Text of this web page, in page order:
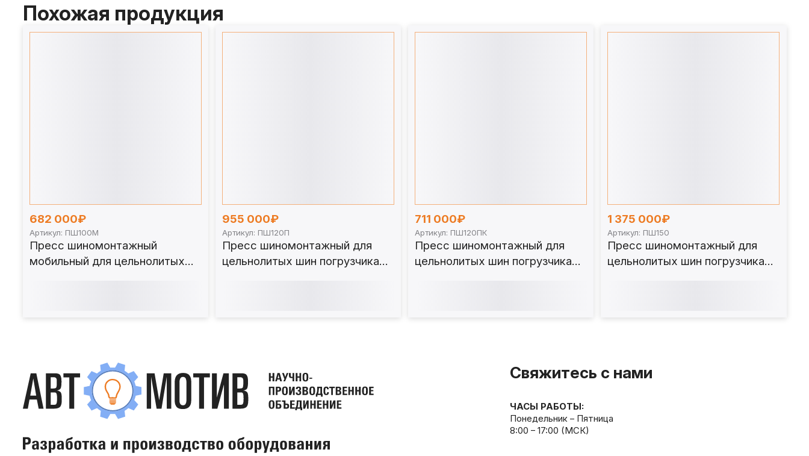
Похожая продукция
682 000₽
Артикул: ПШ100М
Пресс шиномонтажный
мобильный для цельнолитых
955 000₽
Артикул: ПШ120П
Пресс шиномонтажный для
цельнолитых шин погрузчика
711 000₽
Артикул: ПШ120ПК
Пресс шиномонтажный для
цельнолитых шин погрузчика
1 375 000₽
Артикул: ПШ150
Пресс шиномонтажный для
цельнолитых шин погрузчика
Свяжитесь с нами
ЧАСЫ РАБОТЫ:
Понедельник – Пятница
8:00 – 17:00 (МСК)